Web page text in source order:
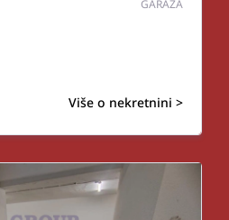
GARAŽA
Više o nekretnini >